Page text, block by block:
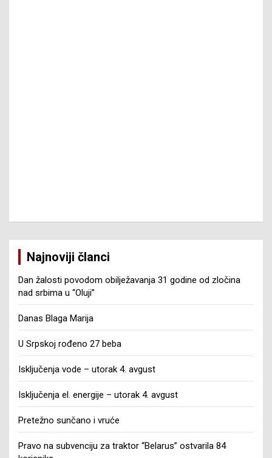
Najnoviji članci
Dan žalosti povodom obilježavanja 31 godine od zločina
nad srbima u “Oluji”
Danas Blaga Marija
U Srpskoj rođeno 27 beba
Isključenja vode – utorak 4. avgust
Isključenja el. energije – utorak 4. avgust
Pretežno sunčano i vruće
Pravo na subvenciju za traktor “Belarus” ostvarila 84